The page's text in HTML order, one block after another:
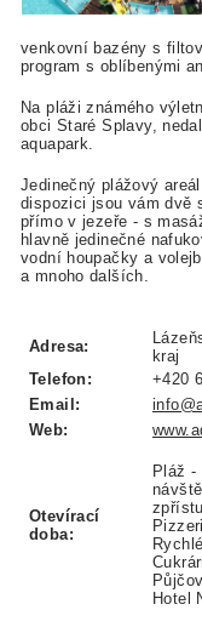
venkovní bazény s
program s oblíbenými
Na pláži známého
obci Staré Splavy,
aquapark.
Jedinečný plážový
dispozici jsou vám dvě
přímo v jezeře - s
hlavně jedinečné
vodní houpačky a
a mnoho dalších.
Adresa:
kraj
Telefon:
+420
Email:
Web:
Otevírací
doba:
Pláž -
Hotel